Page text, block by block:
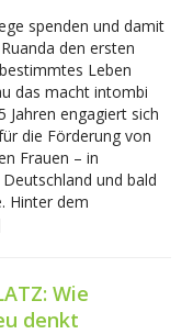
spenden und damit
den ersten
Leben
das macht intombi
Jahren engagiert sich
die Förderung von
Frauen – in
und bald
Hinter dem
Wie
denkt